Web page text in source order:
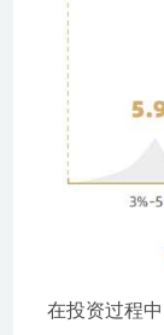
在投资过程